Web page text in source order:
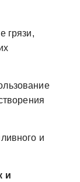
грязи,
и
и